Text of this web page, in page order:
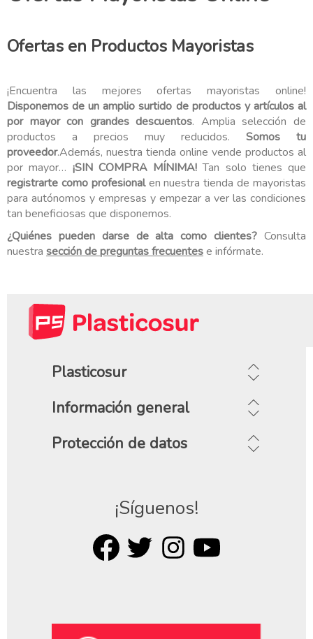
Ofertas en Productos Mayoristas
¡Encuentra las mejores ofertas mayoristas online!
Disponemos de un amplio surtido de productos y artículos al
por mayor con grandes descuentos. Amplia selección de
productos a precios muy reducidos. Somos tu
proveedor.Además, nuestra tienda online vende productos al
por mayor… ¡SIN COMPRA MÍNIMA! Tan solo tienes que
registrarte como profesionalen nuestra tienda de mayoristas
para autónomos y empresas y empezar a ver las condiciones
tan beneficiosas que disponemos.
¿Quiénes pueden darse de alta como clientes? Consulta
nuestra sección de preguntas frecuentese infórmate.
Plasticosur
Información general
Protección de datos
¡Síguenos!